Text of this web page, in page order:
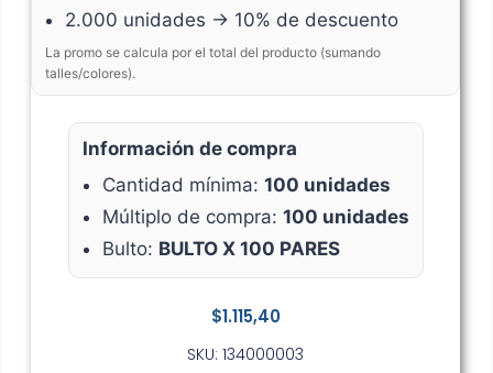
$1.115,40
SKU: 134000003
2.000 unidades → 10% de descuento
La promo se calcula por el total del producto (sumando
talles/colores).
Información de compra
Cantidad mínima: 100 unidades
Múltiplo de compra: 100 unidades
Bulto: BULTO X 100 PARES